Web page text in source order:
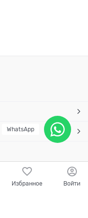
Избранное Войти
WhatsApp